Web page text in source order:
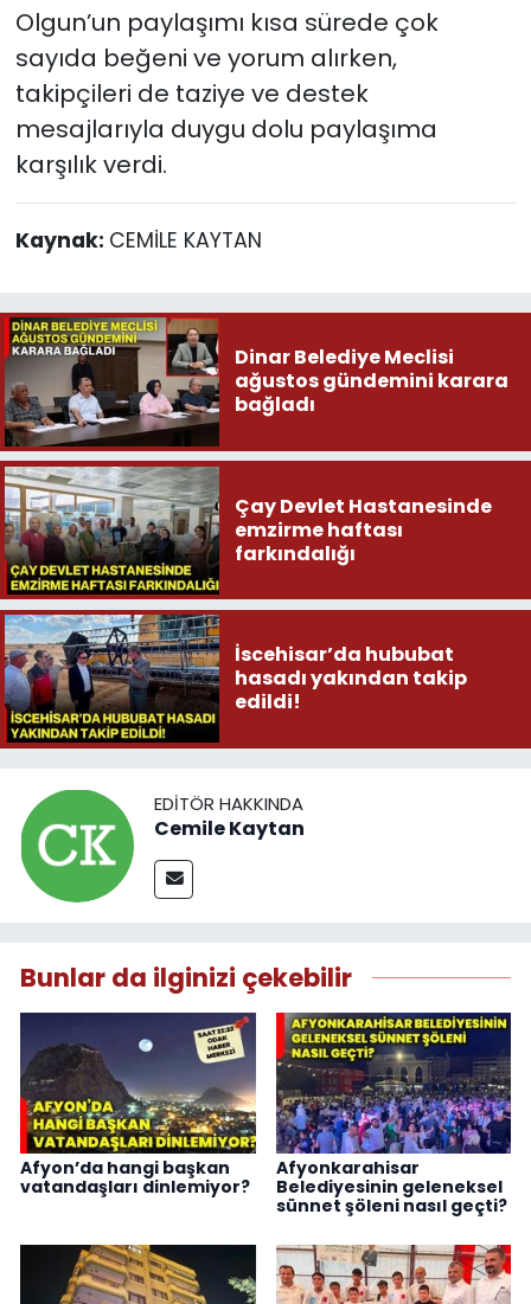
Olgun’un paylaşımı kısa sürede çok
sayıda beğeni ve yorum alırken,
takipçileri de taziye ve destek
mesajlarıyla duygu dolu paylaşıma
karşılık verdi.
Kaynak: CEMİLE KAYTAN
Dinar Belediye Meclisi
ağustos gündemini karara
bağladı
Çay Devlet Hastanesinde
emzirme haftası
farkındalığı
İscehisar’da hububat
hasadı yakından takip
edildi!
EDITÖR HAKKINDA
Cemile Kaytan
Bunlar da ilginizi çekebilir
Afyon’da hangi başkan
vatandaşları dinlemiyor?
Afyonkarahisar
Belediyesinin geleneksel
sünnet şöleni nasıl geçti?